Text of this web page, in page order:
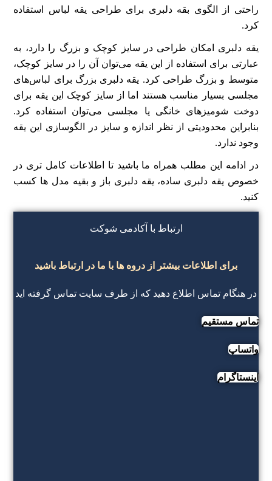
راحتی از الگوی بقه دلبری برای طراحی یقه لباس استفاده
کرد.
یقه دلبری امکان طراحی در سایز کوچک و بزرگ را دارد، به
عبارتی برای استفاده از این یقه می‌توان آن را در سایز کوچک،
متوسط و بزرگ طراحی کرد. یقه دلبری بزرگ برای لباس‌های
مجلسی بسیار مناسب هستند اما از سایز کوچک این یقه برای
دوخت شومیز‌های خانگی یا مجلسی می‌توان استفاده کرد.
بنابراین محدودیتی از نظر اندازه و سایز در الگوسازی این یقه
وجود ندارد.
در ادامه این مطلب همراه ما باشید تا اطلاعات کامل تری در
خصوص یقه دلبری ساده، یقه دلبری باز و بقیه مدل ها کسب
کنید.
ارتباط با آکادمی شوکت
برای اطلاعات بیشتر از دروه ها با ما در ارتباط باشید
در هنگام تماس اطلاع دهید که از طرف سایت تماس گرفته اید
تماس مستقیم
واتساپ
اینستاگرام